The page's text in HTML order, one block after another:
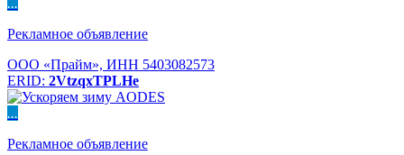
...
Рекламное объявление
ООО «Прайм», ИНН 5403082573
ERID: 2VtzqxTPLHe
...
Рекламное объявление